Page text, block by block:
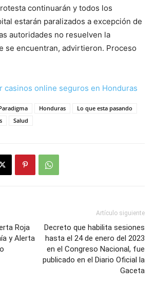
continuarán y todos los
estarán paralizados a excepción de
autoridades no resuelven la
se encuentran, advirtieron. Proceso
casinos online seguros en Honduras
Honduras
Lo que esta pasando
Salud
Roja
y Alerta
Artículo siguiente
Decreto que habilita sesiones
hasta el 24 de enero del 2023
en el Congreso Nacional, fue
publicado en el Diario Oficial la
Gaceta